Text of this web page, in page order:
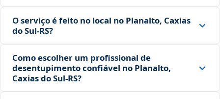
O serviço é feito no local no Planalto, Caxias
do Sul‑RS?
Como escolher um profissional de
desentupimento confiável no Planalto,
Caxias do Sul‑RS?